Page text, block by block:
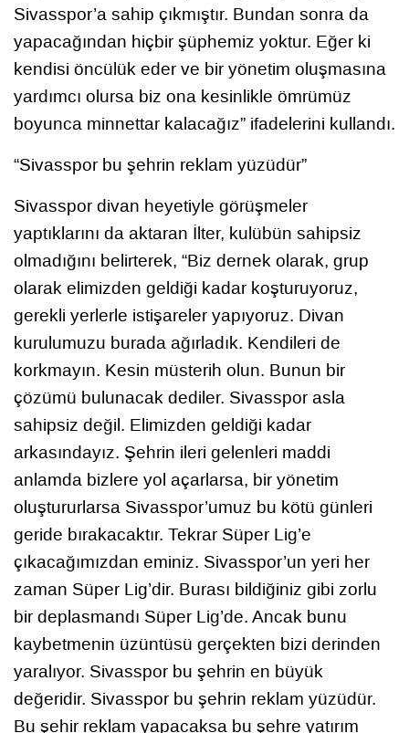
Sivasspor’a sahip çıkmıştır. Bundan sonra da
yapacağından hiçbir şüphemiz yoktur. Eğer ki
kendisi öncülük eder ve bir yönetim oluşmasına
yardımcı olursa biz ona kesinlikle ömrümüz
boyunca minnettar kalacağız” ifadelerini kullandı.
“Sivasspor bu şehrin reklam yüzüdür”
Sivasspor divan heyetiyle görüşmeler
yaptıklarını da aktaran İlter, kulübün sahipsiz
olmadığını belirterek, “Biz dernek olarak, grup
olarak elimizden geldiği kadar koşturuyoruz,
gerekli yerlerle istişareler yapıyoruz. Divan
kurulumuzu burada ağırladık. Kendileri de
korkmayın. Kesin müsterih olun. Bunun bir
çözümü bulunacak dediler. Sivasspor asla
sahipsiz değil. Elimizden geldiği kadar
arkasındayız. Şehrin ileri gelenleri maddi
anlamda bizlere yol açarlarsa, bir yönetim
oluştururlarsa Sivasspor’umuz bu kötü günleri
geride bırakacaktır. Tekrar Süper Lig’e
çıkacağımızdan eminiz. Sivasspor’un yeri her
zaman Süper Lig’dir. Burası bildiğiniz gibi zorlu
bir deplasmandı Süper Lig’de. Ancak bunu
kaybetmenin üzüntüsü gerçekten bizi derinden
yaralıyor. Sivasspor bu şehrin en büyük
değeridir. Sivasspor bu şehrin reklam yüzüdür.
Bu şehir reklam yapacaksa bu şehre yatırım